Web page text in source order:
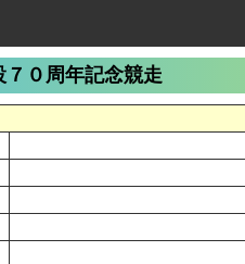
７０周年記念競走